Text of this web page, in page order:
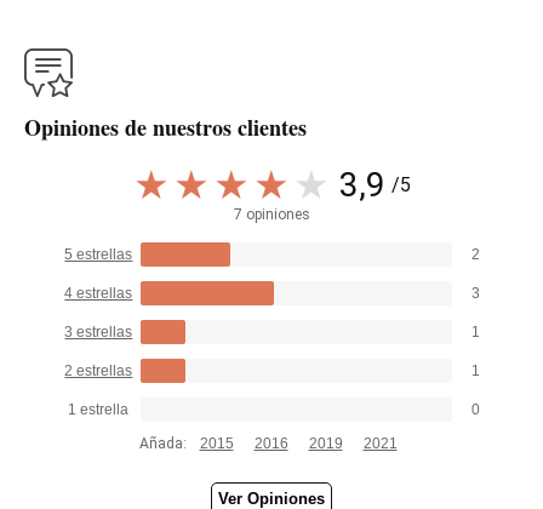
Opiniones de nuestros clientes
3,9 /5
7 opiniones
5 estrellas 2
4 estrellas 3
3 estrellas 1
2 estrellas 1
1 estrella
0
Añada:
2015 2016 2019 2021
Ver Opiniones